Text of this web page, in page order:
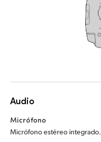
Audio
Micrófono
Micrófono estéreo integrado.